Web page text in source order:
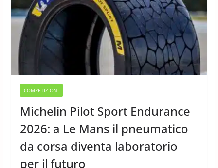
COMPETIZIONI
Michelin Pilot Sport Endurance
2026: a Le Mans il pneumatico
da corsa diventa laboratorio
per il futuro